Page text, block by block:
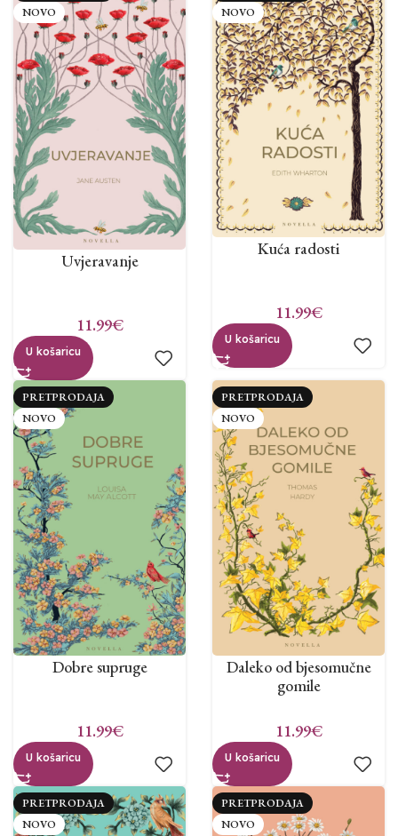
NOVO
Uvjeravanje
11.99€
U košaricu
NOVO
Kuća radosti
11.99€
U košaricu
PRETPRODAJA
NOVO
Dobre supruge
11.99€
U košaricu
PRETPRODAJA
NOVO
Daleko od bjesomučne
gomile
11.99€
U košaricu
PRETPRODAJA
NOVO
PRETPRODAJA
NOVO